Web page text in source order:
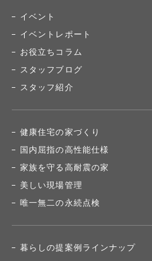
イベント
イベントレポート
お役立ちコラム
スタッフブログ
スタッフ紹介
健康住宅の家づくり
国内屈指の高性能仕様
家族を守る高耐震の家
美しい現場管理
唯一無二の永続点検
暮らしの提案例ラインナップ